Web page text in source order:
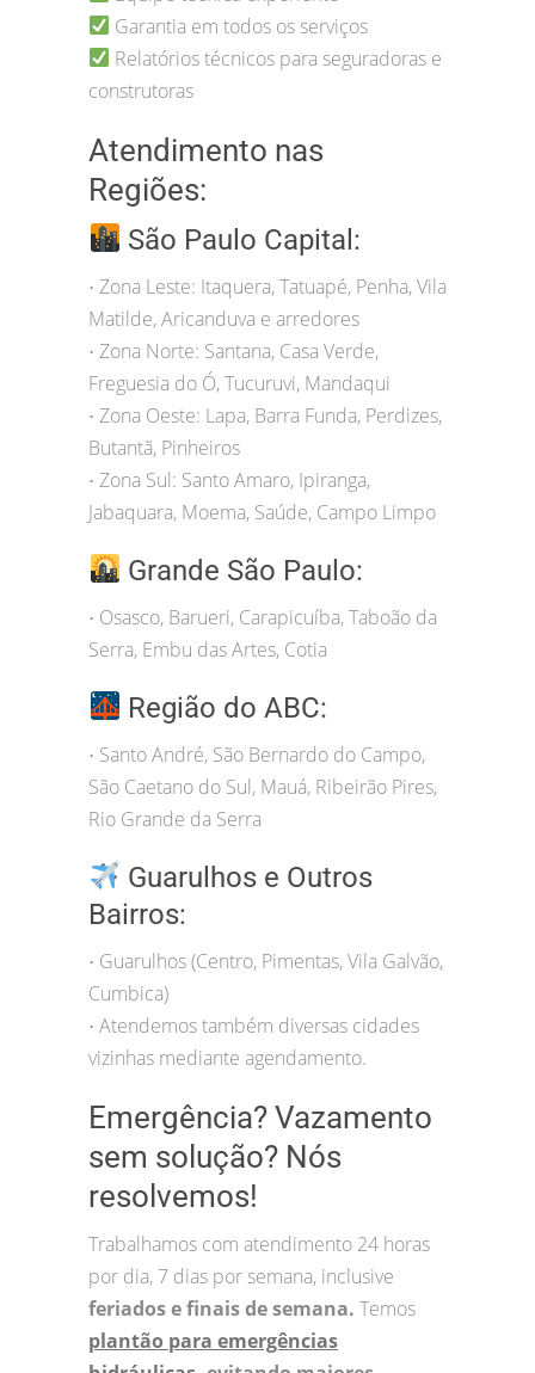
Garantia em todos os serviços
Relatórios técnicos para seguradoras e
construtoras
Atendimento nas
Regiões:
São Paulo Capital:
• Zona Leste: Itaquera, Tatuapé, Penha, Vila
Matilde, Aricanduva e arredores
• Zona Norte: Santana, Casa Verde,
Freguesia do Ó, Tucuruvi, Mandaqui
• Zona Oeste: Lapa, Barra Funda, Perdizes,
Butantã, Pinheiros
• Zona Sul: Santo Amaro, Ipiranga,
Jabaquara, Moema, Saúde, Campo Limpo
Grande São Paulo:
• Osasco, Barueri, Carapicuíba, Taboão da
Serra, Embu das Artes, Cotia
Região do ABC:
• Santo André, São Bernardo do Campo,
São Caetano do Sul, Mauá, Ribeirão Pires,
Rio Grande da Serra
Guarulhos e Outros
Bairros:
• Guarulhos (Centro, Pimentas, Vila Galvão,
Cumbica)
• Atendemos também diversas cidades
vizinhas mediante agendamento.
Emergência? Vazamento
sem solução? Nós
resolvemos!
Trabalhamos com atendimento 24 horas
por dia, 7 dias por semana, inclusive
feriados e finais de semana. Temos
plantão para emergências